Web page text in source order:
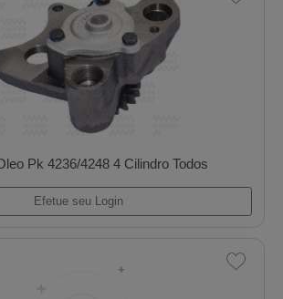
Bomba Oleo Ford Trator 4600/6600
Efetue seu Login